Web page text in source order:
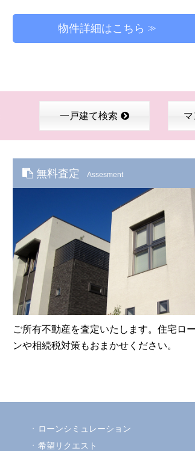
物件詳細はこちら
一戸建て検索
無料査定 Assesment
ご所有不動産を査定いたします。住宅ロー
ンや相続税対策もおまかせください。
ローンシミュレーション
希望リクエスト